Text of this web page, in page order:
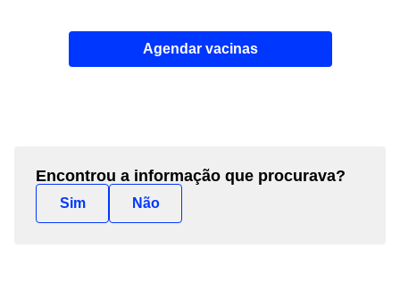
Agendar vacinas
Encontrou a informação que procurava?
Sim Não